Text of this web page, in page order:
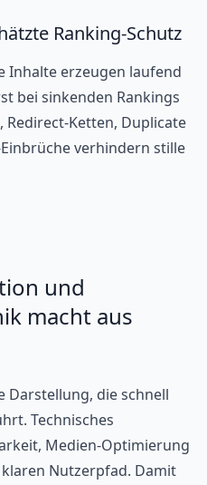
Ranking-Schutz
Inhalte erzeugen laufend
bei sinkenden Rankings
Redirect-Ketten, Duplicate
verhindern stille
und
macht aus
Darstellung, die schnell
Technisches
Medien-Optimierung
Nutzerpfad. Damit